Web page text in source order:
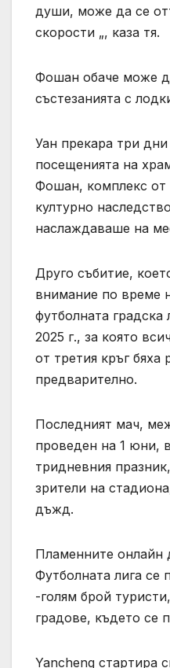
души, може да се
скорости „, каза тя.
Фошан обаче може
състезанията с
Уан прекара три
посещенията на
Фошан, комплекс от
културно
наслаждаваше на
Друго събитие,
внимание по време
футболната градска
2025 г., за която
от третия кръг
предварително.
Последният мач,
проведен на 1 юни,
тридневния
зрители на
дъжд.
Пламенните онлайн
Футболната лига се
-голям брой
градове, където се
Yancheng стартира